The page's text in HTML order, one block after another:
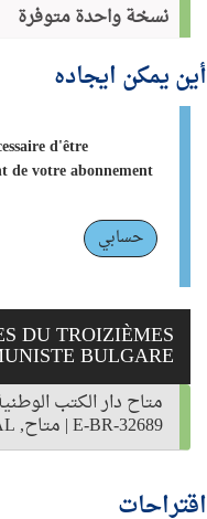
نسخة واحدة متوفرة
أين يمكن ايجاده
d'être
de votre abonnement
حسابي
DU TROIZIÈMES
BULGARE
متاح دار الكتب
E-BR-32689
| متاح, LOCAL
اقتراحات